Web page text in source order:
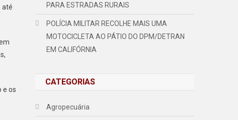
até
e os
PARA ESTRADAS RURAIS
POLÍCIA MILITAR RECOLHE MAIS UMA
MOTOCICLETA AO PÁTIO DO DPM/DETRAN
EM CALIFÓRNIA
CATEGORIAS
Agropecuária